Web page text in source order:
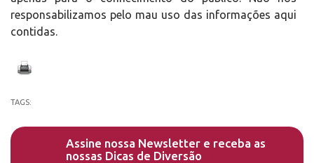
responsabilizamos pelo mau uso das informações aqui
contidas.
TAGS:
Assine nossa Newsletter e receba as
nossas Dicas de Diversão